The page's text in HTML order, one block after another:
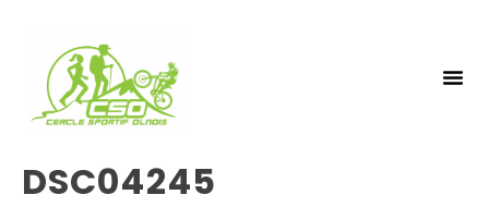
DSC04245